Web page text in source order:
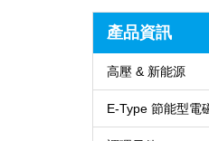
產品資訊
高壓 & 新能源
E-Type 節能型電